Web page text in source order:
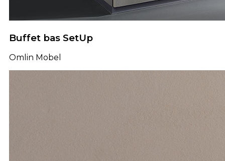
Buffet bas SetUp
Omlin Mobel